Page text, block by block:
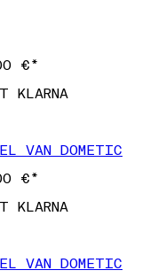
KLARNA
VAN DOMETIC
€*
KLARNA
VAN DOMETIC